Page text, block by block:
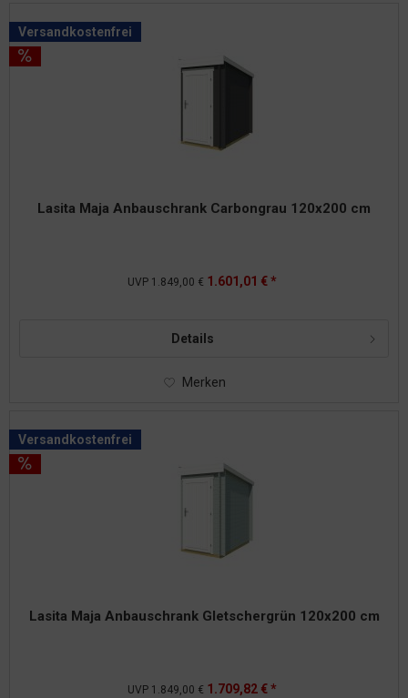
Versandkostenfrei
Lasita Maja Anbauschrank Carbongrau 120x200 cm
UVP 1.849,00 € 1.601,01 € *
Details
Merken
Versandkostenfrei
Lasita Maja Anbauschrank Gletschergrün 120x200 cm
UVP 1.849,00 € 1.709,82 € *